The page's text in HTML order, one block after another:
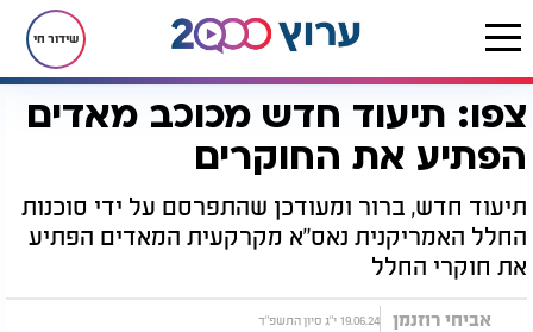
שידור חי
דף הבית יהדות נפלאות הבריאה צפו: תיעוד חדש מכוכב מאדים הפתיע את החוקרים ‏
צפו: תיעוד חדש מכוכב מאדים
הפתיע את החוקרים ‏
תיעוד חדש, ברור ומעודכן שהתפרסם על ידי סוכנות
החלל האמריקנית נאס"א מקרקעית המאדים הפתיע
את חוקרי החלל
אביחי רוזנמן 19.06.24 י"ג סיון התשפ"ד